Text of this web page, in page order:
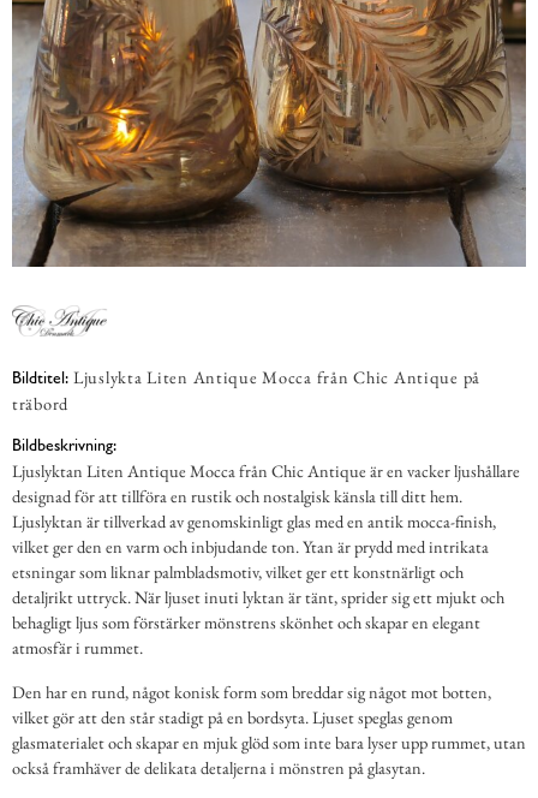
Bildtitel: Ljuslykta Liten Antique Mocca från Chic Antique på
träbord
Bildbeskrivning:
Ljuslyktan Liten Antique Mocca från Chic Antique är en vacker ljushållare
designad för att tillföra en rustik och nostalgisk känsla till ditt hem.
Ljuslyktan är tillverkad av genomskinligt glas med en antik mocca-finish,
vilket ger den en varm och inbjudande ton. Ytan är prydd med intrikata
etsningar som liknar palmbladsmotiv, vilket ger ett konstnärligt och
detaljrikt uttryck. När ljuset inuti lyktan är tänt, sprider sig ett mjukt och
behagligt ljus som förstärker mönstrens skönhet och skapar en elegant
atmosfär i rummet.
Den har en rund, något konisk form som breddar sig något mot botten,
vilket gör att den står stadigt på en bordsyta. Ljuset speglas genom
glasmaterialet och skapar en mjuk glöd som inte bara lyser upp rummet, utan
också framhäver de delikata detaljerna i mönstren på glasytan.